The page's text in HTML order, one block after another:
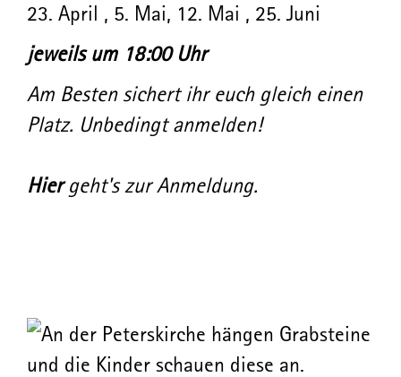
23. April , 5. Mai, 12. Mai , 25. Juni
jeweils um 18:00 Uhr
Am Besten sichert ihr euch gleich einen
Platz. Unbedingt anmelden!
Hiergeht's zur Anmeldung.